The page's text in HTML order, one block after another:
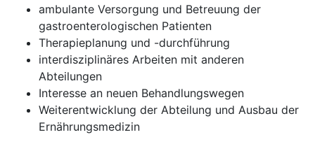
ambulante Versorgung und Betreuung der
gastroenterologischen Patienten
Therapieplanung und -durchführung
interdisziplinäres Arbeiten mit anderen
Abteilungen
Interesse an neuen Behandlungswegen
Weiterentwicklung der Abteilung und Ausbau der
Ernährungsmedizin